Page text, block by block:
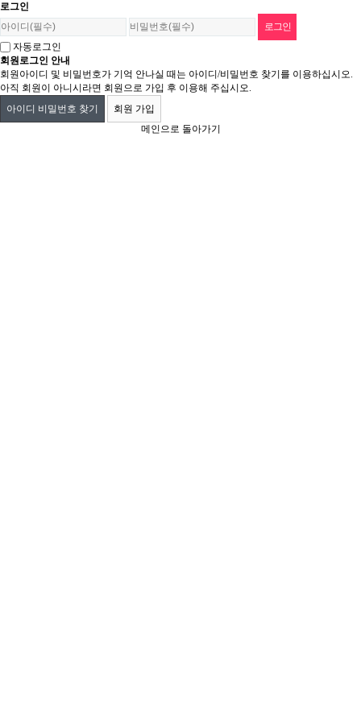
로그인
자동로그인
회원로그인 안내
회원아이디 및 비밀번호가 기억 안나실 때는 아이디/비밀번호 찾기를 이용하십시오.
아직 회원이 아니시라면 회원으로 가입 후 이용해 주십시오.
아이디 비밀번호 찾기
회원 가입
메인으로 돌아가기